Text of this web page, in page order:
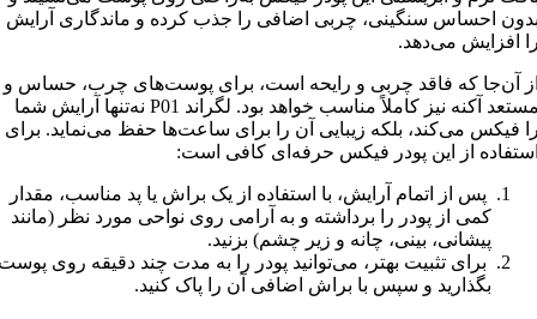
احساس سنگینی، چربی اضافی را جذب کرده و ماندگاری آرایش
افزایش می‌دهد.
آن‌جا که فاقد چربی و رایحه است، برای پوست‌های چرب، حساس و
مستعد آکنه نیز کاملاً مناسب خواهد بود. لگراند P01 نه‌تنها آرایش شما
فیکس می‌کند، بلکه زیبایی آن را برای ساعت‌ها حفظ می‌نماید. برای
از این پودر فیکس حرفه‌ای کافی است:
پس از اتمام آرایش، با استفاده از یک براش یا پد مناسب، مقدار
کمی از پودر را برداشته و به آرامی روی نواحی مورد نظر (مانند
پیشانی، بینی، چانه و زیر چشم) بزنید.
برای تثبیت بهتر، می‌توانید پودر را به مدت چند دقیقه روی
بگذارید و سپس با براش اضافی آن را پاک کنید.